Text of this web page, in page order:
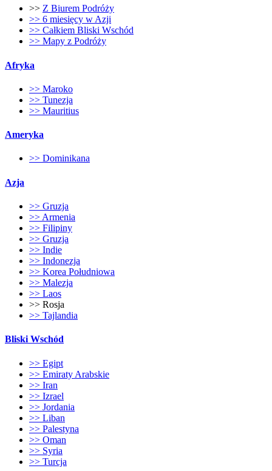
>> Z Biurem Podróży
>> 6 miesięcy w Azji
>> Całkiem Bliski Wschód
>> Mapy z Podróży
Afryka
>> Maroko
>> Tunezja
>> Mauritius
Ameryka
>> Dominikana
Azja
>> Gruzja
>> Armenia
>> Filipiny
>> Gruzja
>> Indie
>> Indonezja
>> Korea Południowa
>> Malezja
>> Laos
>> Rosja
>> Tajlandia
Bliski Wschód
>> Egipt
>> Emiraty Arabskie
>> Iran
>> Izrael
>> Jordania
>> Liban
>> Palestyna
>> Oman
>> Syria
>> Turcja